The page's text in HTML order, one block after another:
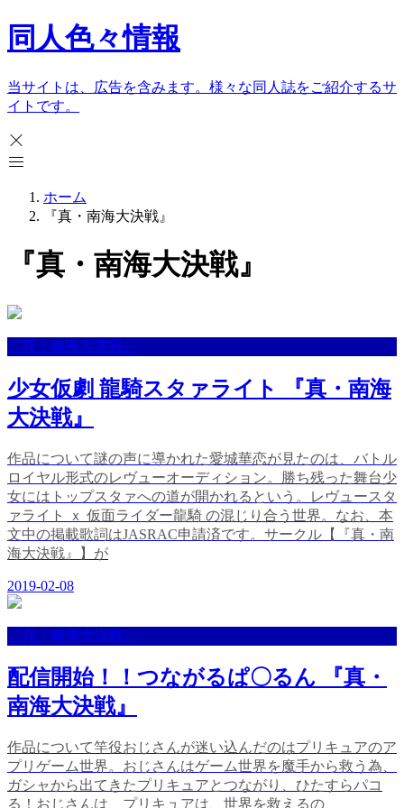
同人色々情報
当サイトは、広告を含みます。様々な同人誌をご紹介するサ
イトです。
ホーム
『真・南海大決戦』
『真・南海大決戦』
『真・南海大決戦』
少女仮劇 龍騎スタァライト 『真・南海
大決戦』
作品について謎の声に導かれた愛城華恋が見たのは、バトル
ロイヤル形式のレヴューオーディション。勝ち残った舞台少
女にはトップスタァへの道が開かれるという。レヴュースタ
ァライト ｘ 仮面ライダー龍騎 の混じり合う世界。なお、本
文中の掲載歌詞はJASRAC申請済です。サークル【『真・南
海大決戦』】が
2019-02-08
『真・南海大決戦』
配信開始！！つながるぱ〇るん 『真・
南海大決戦』
作品について竿役おじさんが迷い込んだのはプリキュアのア
プリゲーム世界。おじさんはゲーム世界を魔手から救う為、
ガシャから出てきたプリキュアとつながり、ひたすらパコ
る！おじさんは、プリキュアは、世界を救えるの